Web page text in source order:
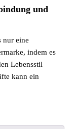
und
nur eine
indem es
Lebensstil
kann ein